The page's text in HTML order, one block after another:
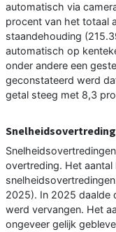
automatisch via
procent van het totaal
staandehouding
automatisch op
onder andere een
geconstateerd werd
getal steeg met 8,3
overtreding. Het
2025). In 2025 daalde
werd vervangen. Het
ongeveer gelijk